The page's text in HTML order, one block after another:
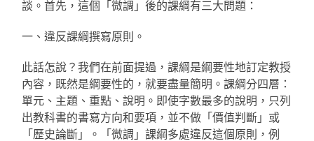
談。首先，這個「微調」後的課綱有三大問題：
一、違反課綱撰寫原則。
此話怎說？我們在前面提過，課綱是綱要性地訂定教授
內容，既然是綱要性的，就要盡量簡明。課綱分四層：
單元、主題、重點、說明。即使字數最多的說明，只列
出教科書的書寫方向和要項，並不做「價值判斷」或
「歷史論斷」。「微調」課綱多處違反這個原則，例